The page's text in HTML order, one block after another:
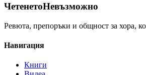
ЧетенетоНевъзможно
Ревюта, препоръки и общност за хора,
Навигация
Книги